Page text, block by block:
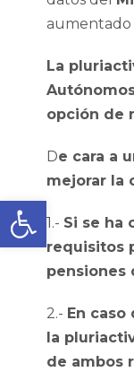
Abrir barra de herramientas
aumentado
La
opción de
De cara a
mejorar la
1.- Si se ha
requisitos
pensiones
2.- En
la
de ambos